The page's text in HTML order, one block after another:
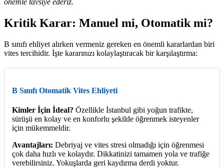
önemle tavsiye ederiz.
Kritik Karar: Manuel mi, Otomatik mi?
B sınıfı ehliyet alırken vermeniz gereken en önemli kararlardan biri
vites tercihidir. İşte kararınızı kolaylaştıracak bir karşılaştırma:
B Sınıfı Otomatik Vites Ehliyeti
Kimler İçin İdeal? Özellikle İstanbul gibi yoğun trafikte,
sürüşü en kolay ve en konforlu şekilde öğrenmek isteyenler
için mükemmeldir.
Avantajları: Debriyaj ve vites stresi olmadığı için öğrenmesi
çok daha hızlı ve kolaydır. Dikkatinizi tamamen yola ve trafiğe
verebilirsiniz. Yokuşlarda geri kaydırma derdi yoktur.